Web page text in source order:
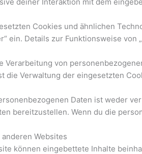
Cookies und ähnlichen
ein. Details zur Funktionsweise von
Verarbeitung von
die Verwaltung der eingesetzten
Daten ist weder
bereitzustellen. Wenn du die
Websites
können eingebettete Inhalte